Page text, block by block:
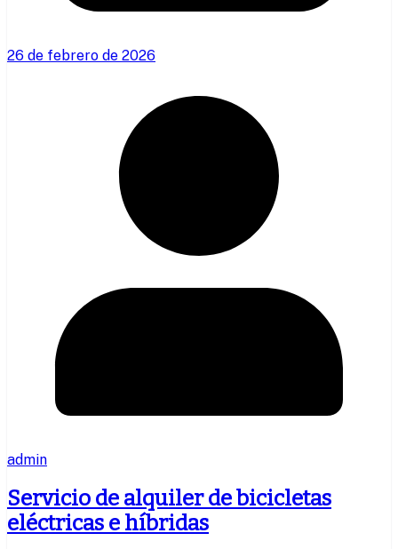
26 de febrero de 2026
admin
Servicio de alquiler de bicicletas
eléctricas e híbridas